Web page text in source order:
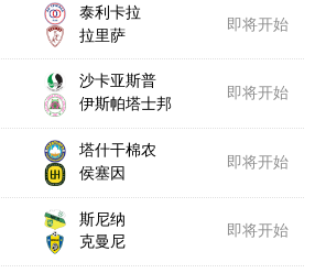
泰利卡拉
拉里萨
即将开始
沙卡亚斯普
伊斯帕塔士邦
即将开始
塔什干棉农
侯塞因
即将开始
斯尼纳
克曼尼
即将开始